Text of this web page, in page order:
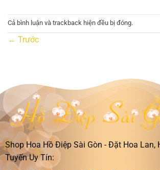
Cả bình luận và trackback hiện đều bị đóng.
← Trước
Shop Hoa Hồ Điệp Sài Gòn - Đặt Hoa Lan,
Tuyến Uy Tín: